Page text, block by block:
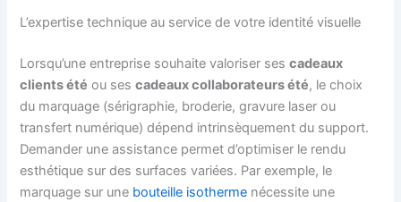
L’expertise technique au service de votre identité visuelle
Lorsqu’une entreprise souhaite valoriser sescadeaux
clients été ou sescadeaux collaborateurs été, le choix
du marquage (sérigraphie, broderie, gravure laser ou
transfert numérique) dépend intrinsèquement du support.
Demander une assistance permet d’optimiser le rendu
esthétique sur des surfaces variées. Par exemple, le
marquage sur une bouteille isotherme nécessite une